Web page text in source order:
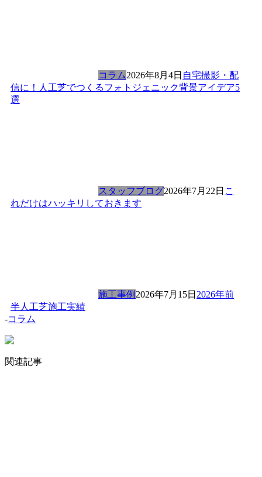
コラム2026年8月4日 自宅撮影・配
信に！人工芝でつくるフォトジェニック背景アイデア5
選
スタッフブログ2026年7月22日 こ
れだけはハッキリしておきます
施工事例 2026年7月15日 2026年前
半人工芝施工実績
-コラム
関連記事